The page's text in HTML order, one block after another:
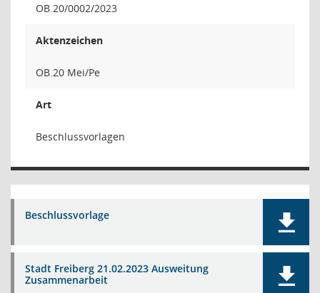
OB.20/0002/2023
Aktenzeichen
OB.20 Mei/Pe
Art
Beschlussvorlagen
Beschlussvorlage
Stadt Freiberg 21.02.2023 Ausweitung
Zusammenarbeit